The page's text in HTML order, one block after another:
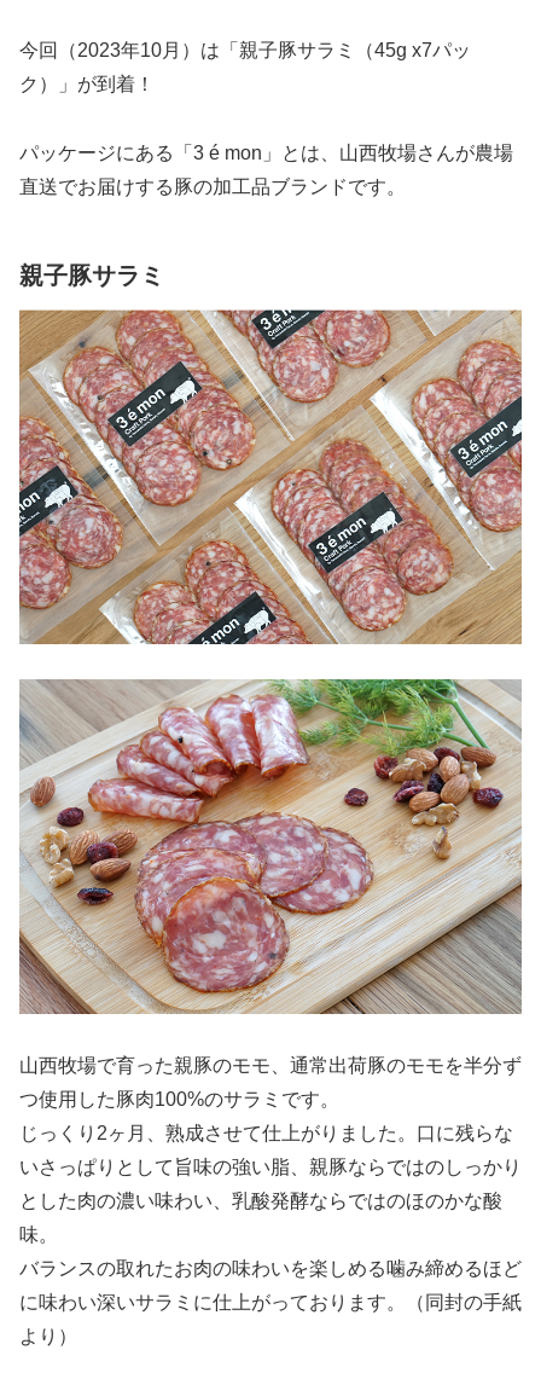
今回（2023年10月）は「親子豚サラミ（45g x7パッ
ク）」が到着！
パッケージにある「3 é mon」とは、山西牧場さんが農場
直送でお届けする豚の加工品ブランドです。
親子豚サラミ
山西牧場で育った親豚のモモ、通常出荷豚のモモを半分ず
つ使用した豚肉100%のサラミです。
じっくり2ヶ月、熟成させて仕上がりました。口に残らな
いさっぱりとして旨味の強い脂、親豚ならではのしっかり
とした肉の濃い味わい、乳酸発酵ならではのほのかな酸
味。
バランスの取れたお肉の味わいを楽しめる噛み締めるほど
に味わい深いサラミに仕上がっております。（同封の手紙
より）